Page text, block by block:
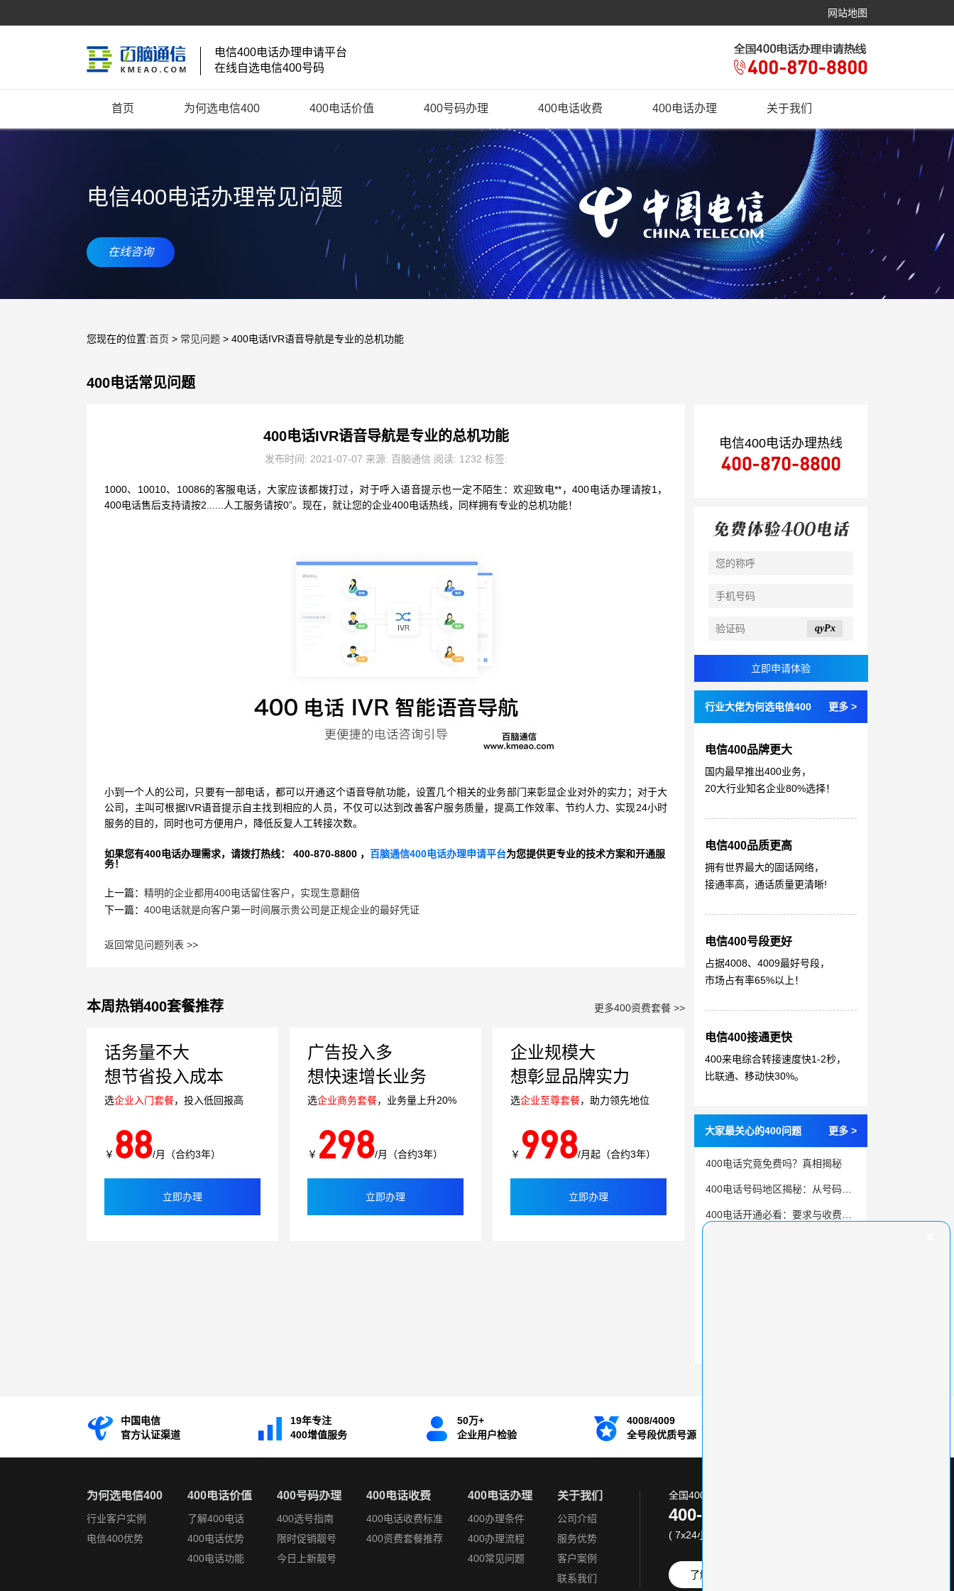
网站地图
电信400电话办理申请平台
在线自选电信400号码
首页 为何选电信400 400电话价值 400号码办理 400电话收费 400电话办理 关于我们
电信400电话办理常见问题
在线咨询
您现在的位置:首页 > 常见问题 > 400电话IVR语音导航是专业的总机功能
400电话常见问题
400电话IVR语音导航是专业的总机功能
发布时间: 2021-07-07 来源: 百脑通信 阅读: 1232 标签:
1000、10010、10086的客服电话，大家应该都拨打过，对于呼入语音提示也一定不陌生：欢迎致电**，400电话办理请按1，
400电话售后支持请按2......人工服务请按0”。现在，就让您的企业400电话热线，同样拥有专业的总机功能！
小到一个人的公司，只要有一部电话，都可以开通这个语音导航功能，设置几个相关的业务部门来彰显企业对外的实力；对于大
公司，主叫可根据IVR语音提示自主找到相应的人员，不仅可以达到改善客户服务质量，提高工作效率、节约人力、实现24小时
服务的目的，同时也可方便用户，降低反复人工转接次数。
如果您有400电话办理需求，请拨打热线： 400-870-8800 ， 百脑通信400电话办理申请平台为您提供更专业的技术方案和开通服
务！
上一篇： 精明的企业都用400电话留住客户，实现生意翻倍
下一篇： 400电话就是向客户第一时间展示贵公司是正规企业的最好凭证
返回常见问题列表 >>
本周热销400套餐推荐 更多400资费套餐 >>
话务量不大
想节省投入成本
选企业入门套餐，投入低回报高
￥ 88/月（合约3年）
立即办理
广告投入多
想快速增长业务
选企业商务套餐，业务量上升20%
￥ 298/月（合约3年）
立即办理
企业规模大
想彰显品牌实力
选企业至尊套餐，助力领先地位
￥ 998/月起（合约3年）
立即办理
电信400电话办理热线
qyPx
行业大佬为何选电信400 更多 >
电信400品牌更大
国内最早推出400业务，
20大行业知名企业80%选择！
电信400品质更高
拥有世界最大的固话网络，
接通率高，通话质量更清晰!
电信400号段更好
占据4008、4009最好号段，
市场占有率65%以上！
电信400接通更快
400来电综合转接速度快1-2秒，
比联通、移动快30%。
大家最关心的400问题 更多 >
400电话究竟免费吗？真相揭秘
中国电信
官方认证渠道
19年专注
400增值服务
50万+
企业用户检验
4008/4009
全号段优质号源
为何选电信400
行业客户实例
电信400优势
400电话价值
了解400电话
400电话优势
400电话功能
400号码办理
400选号指南
限时促销靓号
今日上新靓号
400电话收费
400电话收费标准
400资费套餐推荐
400电话办理
400办理条件
400办理流程
400常见问题
关于我们
公司介绍
服务优势
客户案例
联系我们
全国400电话服务热线:
400-870-8800
( 7x24小时 )
了解更多